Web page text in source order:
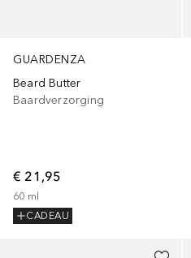
GUARDENZA
Beard Butter
Baardverzorging
€ 21,95
60 ml
CADEAU